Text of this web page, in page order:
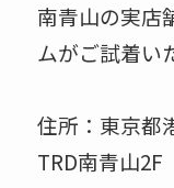
南青山の実店
ムがご試着い
住所：東京都
TRD南青山2F